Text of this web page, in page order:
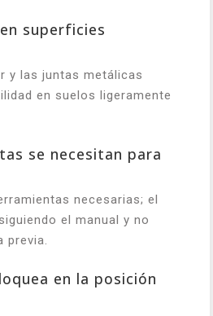
superficies
y las juntas metálicas
en suelos ligeramente
se necesitan para
necesarias; el
el manual y no
previa.
en la posición